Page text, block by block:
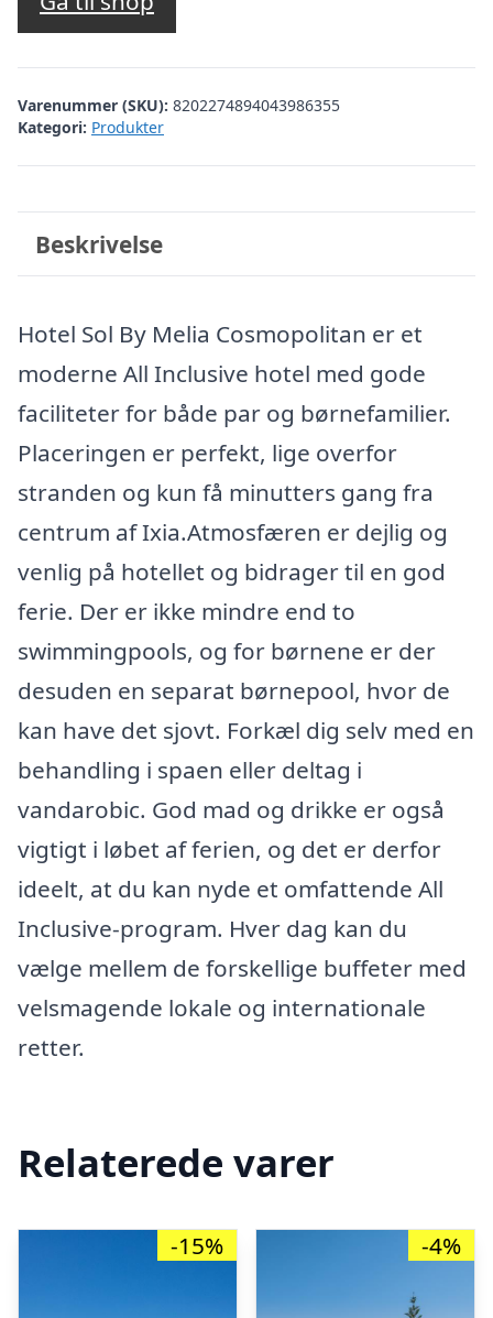
Varenummer (SKU): 8202274894043986355
Kategori: Produkter
Beskrivelse
Hotel Sol By Melia Cosmopolitan er et
moderne All Inclusive hotel med gode
faciliteter for både par og børnefamilier.
Placeringen er perfekt, lige overfor
stranden og kun få minutters gang fra
centrum af Ixia.Atmosfæren er dejlig og
venlig på hotellet og bidrager til en god
ferie. Der er ikke mindre end to
swimmingpools, og for børnene er der
desuden en separat børnepool, hvor de
kan have det sjovt. Forkæl dig selv med en
behandling i spaen eller deltag i
vandarobic. God mad og drikke er også
vigtigt i løbet af ferien, og det er derfor
ideelt, at du kan nyde et omfattende All
Inclusive-program. Hver dag kan du
vælge mellem de forskellige buffeter med
velsmagende lokale og internationale
retter.
Relaterede varer
-15% -4%